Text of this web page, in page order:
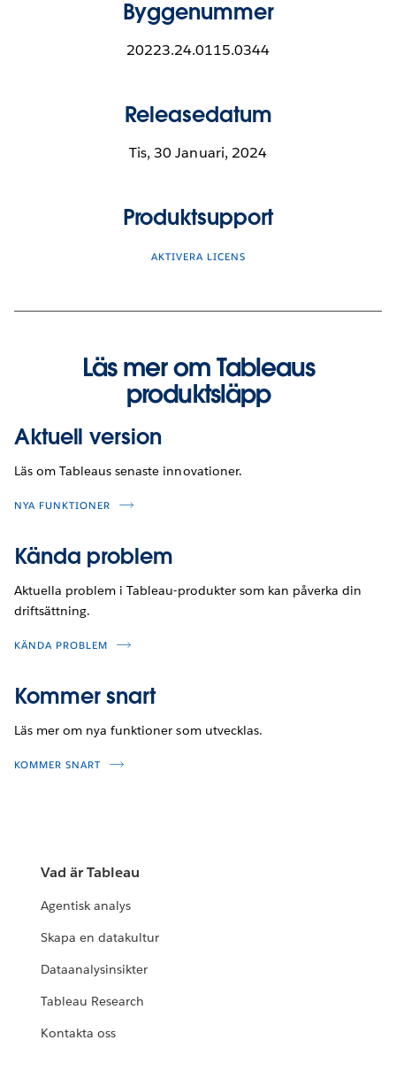
Byggenummer
20223.24.0115.0344
Releasedatum
Tis, 30 Januari, 2024
Produktsupport
AKTIVERA LICENS
Läs mer om Tableaus
produktsläpp
Aktuell version
Läs om Tableaus senaste innovationer.
NYA FUNKTIONER
Kända problem
Aktuella problem i Tableau-produkter som kan påverka din
driftsättning.
KÄNDA PROBLEM
Kommer snart
Läs mer om nya funktioner som utvecklas.
KOMMER SNART
Vad är Tableau
Agentisk analys
Skapa en datakultur
Dataanalysinsikter
Tableau Research
Kontakta oss